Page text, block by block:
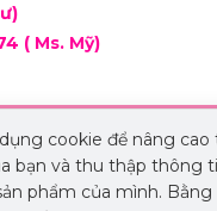
( Ms. Mỹ)
cookie để nâng cao
bạn và thu thập thông
phẩm của mình. Bằng